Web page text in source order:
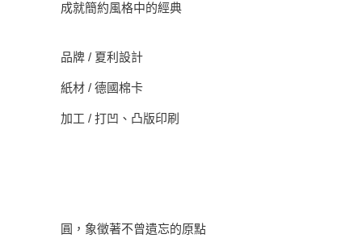
成就簡約風格中的經典
品牌 / 夏利設計
紙材 / 德國棉卡
加工 / 打凹、凸版印刷
圓，象徵著不曾遺忘的原點